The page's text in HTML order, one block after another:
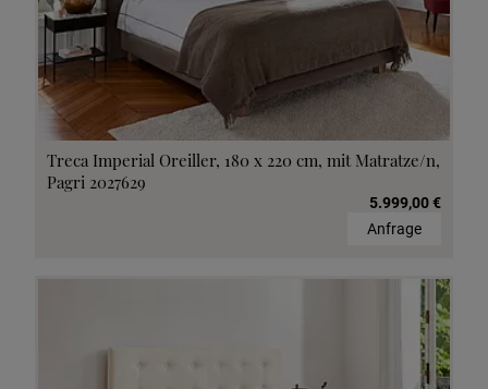
Treca Imperial Oreiller, 180 x 220 cm, mit Matratze/n,
Pagri 2027629
5.999,00 €
Anfrage